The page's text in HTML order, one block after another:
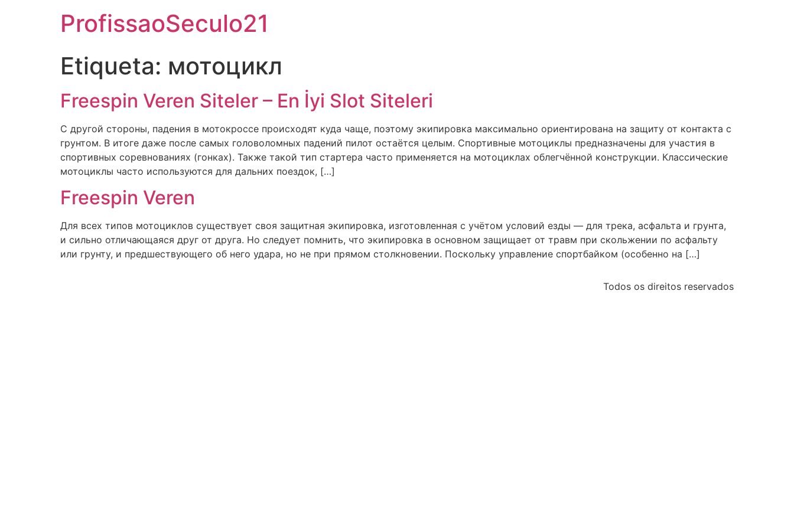
ProfissaoSeculo21
Etiqueta: мотоцикл
Freespin Veren Siteler – En İyi Slot Siteleri
С другой стороны, падения в мотокроссе происходят куда чаще, поэтому экипировка максимально ориентирована на защиту от контакта с
грунтом. В итоге даже после самых головоломных падений пилот остаётся целым. Спортивные мотоциклы предназначены для участия в
спортивных соревнованиях (гонках). Также такой тип стартера часто применяется на мотоциклах облегчённой конструкции. Классические
мотоциклы часто используются для дальних поездок, […]
Freespin Veren
Для всех типов мотоциклов существует своя защитная экипировка, изготовленная с учётом условий езды — для трека, асфальта и грунта,
и сильно отличающаяся друг от друга. Но следует помнить, что экипировка в основном защищает от травм при скольжении по асфальту
или грунту, и предшествующего об него удара, но не при прямом столкновении. Поскольку управление спортбайком (особенно на […]
Todos os direitos reservados